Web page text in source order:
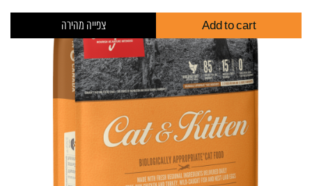
Add to cart צפייה מהירה